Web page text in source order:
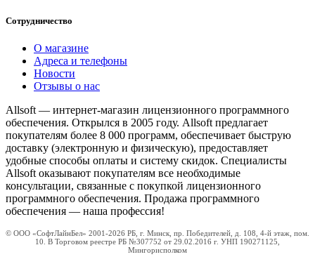
Сотрудничество
О магазине
Адреса и телефоны
Новости
Отзывы о нас
Allsoft — интернет-магазин лицензионного программного
обеспечения. Открылся в 2005 году. Allsoft предлагает
покупателям более 8 000 программ, обеспечивает быструю
доставку (электронную и физическую), предоставляет
удобные способы оплаты и систему скидок. Специалисты
Allsoft оказывают покупателям все необходимые
консультации, связанные с покупкой лицензионного
программного обеспечения. Продажа программного
обеспечения — наша профессия!
© ООО «СофтЛайнБел» 2001-2026 РБ, г. Минск, пр. Победителей, д. 108, 4-й этаж, пом.
10. В Торговом реестре РБ №307752 от 29.02.2016 г. УНП 190271125,
Мингорисполком